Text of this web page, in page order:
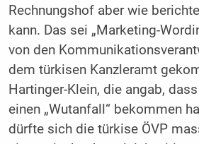
Rechnungshof aber wie
kann. Das sei „Marketing-
von den
dem türkisen Kanzleramt
Hartinger-Klein, die angab,
einen „Wutanfall“ bekommen
dürfte sich die türkise ÖVP